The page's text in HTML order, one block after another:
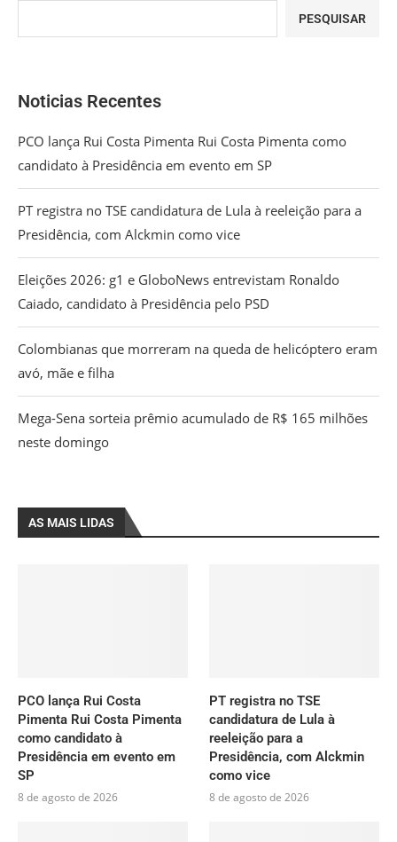
PESQUISAR
Noticias Recentes
PCO lança Rui Costa Pimenta Rui Costa Pimenta como
candidato à Presidência em evento em SP
PT registra no TSE candidatura de Lula à reeleição para a
Presidência, com Alckmin como vice
Eleições 2026: g1 e GloboNews entrevistam Ronaldo
Caiado, candidato à Presidência pelo PSD
Colombianas que morreram na queda de helicóptero eram
avó, mãe e filha
Mega-Sena sorteia prêmio acumulado de R$ 165 milhões
neste domingo
AS MAIS LIDAS
PCO lança Rui Costa
Pimenta Rui Costa Pimenta
como candidato à
Presidência em evento em
SP
8 de agosto de 2026
PT registra no TSE
candidatura de Lula à
reeleição para a
Presidência, com Alckmin
como vice
8 de agosto de 2026